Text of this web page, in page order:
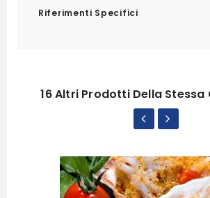
Riferimenti Specifici
16 Altri Prodotti Della